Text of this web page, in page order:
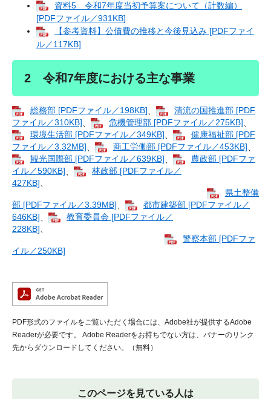
資料5 令和7年度当初予算案について（計数編）
[PDFファイル／931KB]
【参考資料】公債費の推移と今後見込み [PDFファイ
ル／117KB]
2 令和7年度における主な事業
総務部 [PDFファイル／198KB]
清流の国推進部 [PDF
ファイル／310KB]
危機管理部 [PDFファイル／275KB]
環境生活部 [PDFファイル／349KB]
健康福祉部 [PDF
ファイル／3.32MB]
商工労働部 [PDFファイル／453KB]
観光国際部 [PDFファイル／639KB]
農政部 [PDFファ
イル／590KB]
林政部 [PDFファイル／
427KB]
県土整備
部 [PDFファイル／3.39MB]
都市建築部 [PDFファイル／
646KB]
教育委員会 [PDFファイル／
228KB]
警察本部 [PDFファ
イル／250KB]
PDF形式のファイルをご覧いただく場合には、Adobe社が提供するAdobe
Readerが必要です。
Adobe Readerをお持ちでない方は、バナーのリンク
先からダウンロードしてください。（無料）
このページを見ている人は